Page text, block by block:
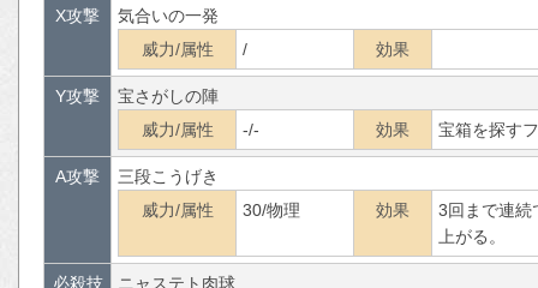
X攻撃
気合いの一発
威力/属性
/ 効果
Y攻撃
宝さがしの陣
威力/属性
-/- 効果 宝箱を探す
A攻撃
三段こうげき
威力/属性
30/物理 効果
3回まで連続
上がる。
必殺技
ニャステト肉球